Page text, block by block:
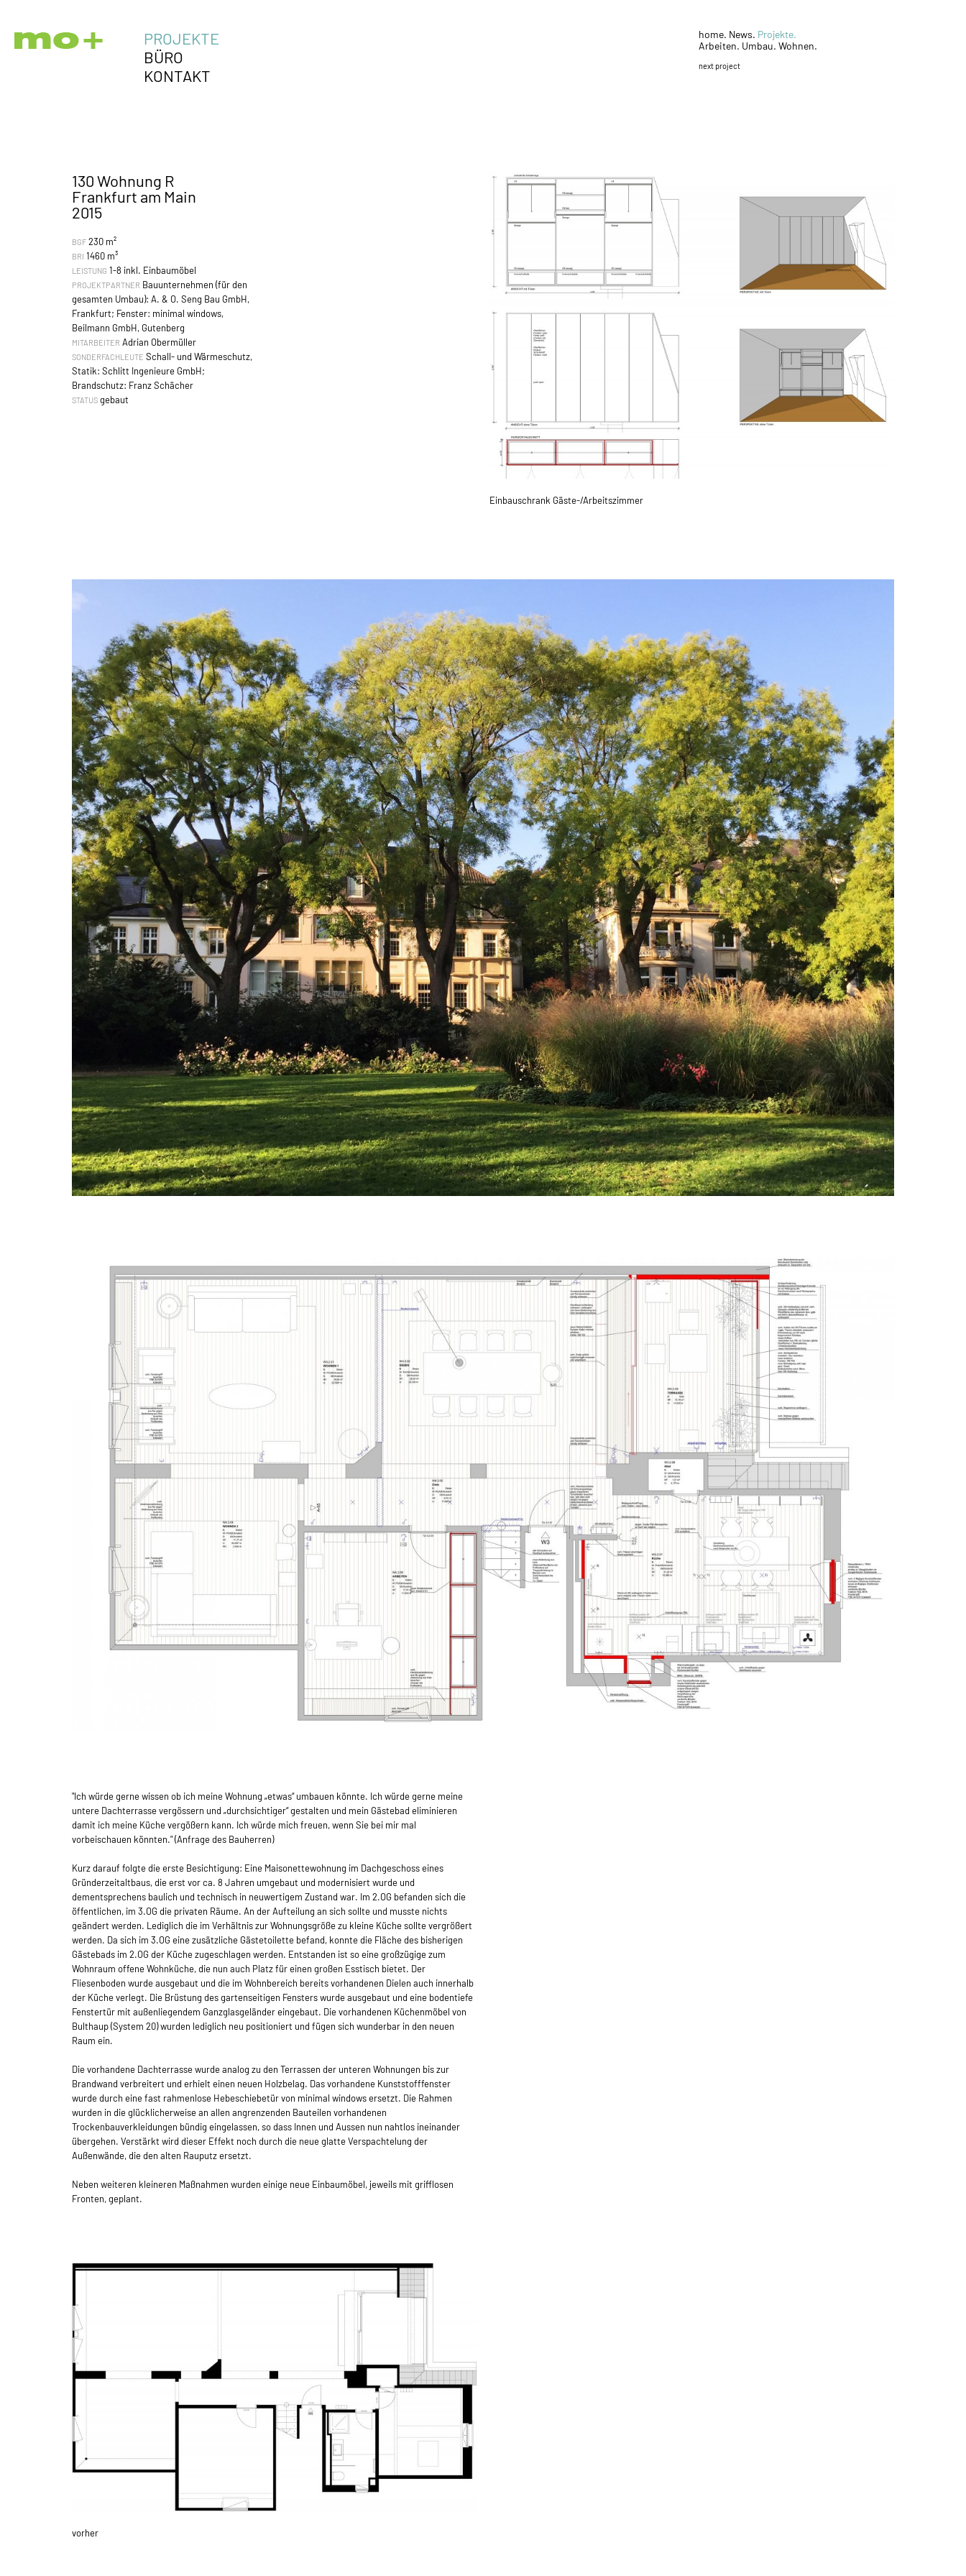
PROJEKTE
BÜRO
KONTAKT
home. News. Projekte.
Arbeiten. Umbau. Wohnen.
next project
130 Wohnung R
Frankfurt am Main
2015
BGF 230 m²
BRI 1460 m³
LEISTUNG 1-8 inkl. Einbaumöbel
PROJEKTPARTNER Bauunternehmen (für den
gesamten Umbau): A. & O. Seng Bau GmbH,
Frankfurt; Fenster: minimal windows,
Beilmann GmbH, Gutenberg
MITARBEITER Adrian Obermüller
SONDERFACHLEUTE Schall- und Wärmeschutz,
Statik: Schlitt Ingenieure GmbH;
Brandschutz: Franz Schächer
STATUS gebaut
Einbauschrank Gäste-/Arbeitszimmer
"Ich würde gerne wissen ob ich meine Wohnung „etwas“ umbauen könnte. Ich würde gerne meine
untere Dachterrasse vergössern und „durchsichtiger“ gestalten und mein Gästebad eliminieren
damit ich meine Küche vergößern kann. Ich würde mich freuen, wenn Sie bei mir mal
vorbeischauen könnten." (Anfrage des Bauherren)
Kurz darauf folgte die erste Besichtigung: Eine Maisonettewohnung im Dachgeschoss eines
Gründerzeitaltbaus, die erst vor ca. 8 Jahren umgebaut und modernisiert wurde und
dementsprechens baulich und technisch in neuwertigem Zustand war. Im 2.OG befanden sich die
öffentlichen, im 3.OG die privaten Räume. An der Aufteilung an sich sollte und musste nichts
geändert werden. Lediglich die im Verhältnis zur Wohnungsgröße zu kleine Küche sollte vergrößert
werden. Da sich im 3.OG eine zusätzliche Gästetoilette befand, konnte die Fläche des bisherigen
Gästebads im 2.OG der Küche zugeschlagen werden. Entstanden ist so eine großzügige zum
Wohnraum offene Wohnküche, die nun auch Platz für einen großen Esstisch bietet. Der
Fliesenboden wurde ausgebaut und die im Wohnbereich bereits vorhandenen Dielen auch innerhalb
der Küche verlegt. Die Brüstung des gartenseitigen Fensters wurde ausgebaut und eine bodentiefe
Fenstertür mit außenliegendem Ganzglasgeländer eingebaut. Die vorhandenen Küchenmöbel von
Bulthaup (System 20) wurden lediglich neu positioniert und fügen sich wunderbar in den neuen
Raum ein.
Die vorhandene Dachterrasse wurde analog zu den Terrassen der unteren Wohnungen bis zur
Brandwand verbreitert und erhielt einen neuen Holzbelag. Das vorhandene Kunststofffenster
wurde durch eine fast rahmenlose Hebeschiebetür von minimal windows ersetzt. Die Rahmen
wurden in die glücklicherweise an allen angrenzenden Bauteilen vorhandenen
Trockenbauverkleidungen bündig eingelassen, so dass Innen und Aussen nun nahtlos ineinander
übergehen. Verstärkt wird dieser Effekt noch durch die neue glatte Verspachtelung der
Außenwände, die den alten Rauputz ersetzt.
Neben weiteren kleineren Maßnahmen wurden einige neue Einbaumöbel, jeweils mit grifflosen
Fronten, geplant.
vorher